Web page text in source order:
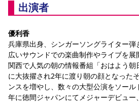
出演者
優利香
兵庫県出身、シンガーソングライター
広いサウンドでの楽曲制作やライブを展
関西で人気の朝の情報番組「おはよう
に大抜擢され2年に渡り朝の顔となった
ンスを増やし、数々の大型公演をソー
年に徳間ジャパンにてメジャーデビュ